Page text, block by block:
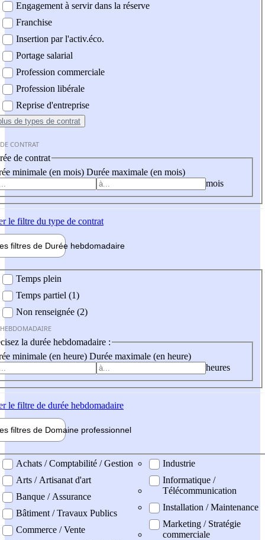
Engagement à servir dans la réserve
Franchise
Insertion par l'activ.éco.
Portage salarial
Profession commerciale
Profession libérale
Reprise d'entreprise
de types de contrat
CONTRAT
de contrat
minimale (en mois) Durée maximale (en mois)
mois
le filtre du type de contrat
filtres de Durée hebdomadaire
Temps plein
Temps partiel (1)
Non renseignée (2)
la durée hebdomadaire :
minimale (en heure) Durée maximale (en heure)
heures
le filtre de durée hebdomadaire
filtres de Domaine professionnel
professionel
Achats / Comptabilité / Gestion
Arts / Artisanat d'art
Banque / Assurance
Bâtiment / Travaux Publics
Commerce / Vente
Industrie
Informatique /
Télécommunication
Installation / Maintenance
Marketing / Stratégie
commerciale